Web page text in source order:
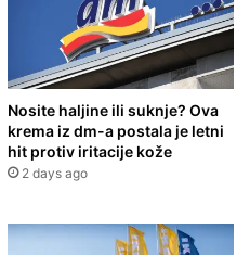
Nosite haljine ili suknje? Ova
krema iz dm-a postala je letni
hit protiv iritacije kože
2 days ago